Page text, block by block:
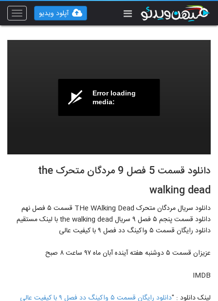
Toggle
آپلود ویدیو
Error loading
media:
دانلود قسمت 5 فصل 9 مردگان متحرک the
walking dead
دانلود سریال مردگان متحرک THe WAlking Dead قسمت ۵ فصل نهم
دانلود قسمت پنجم ۵ فصل ۹ سریال the walking dead با لینک مستقیم
دانلود رایگان قسمت ۵ واکینگ دد فصل ۹ با کیفیت عالی
عزیزان قسمت ۵ دوشنبه هفته آینده آبان ماه ۹۷ ساعت ۸ صبح
IMDB
لینک دانلود : "دانلود رایگان قسمت ۵ واکینگ دد فصل ۹ با کیفیت عالی